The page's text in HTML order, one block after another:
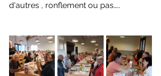
d'autres , ronflement ou pas…..